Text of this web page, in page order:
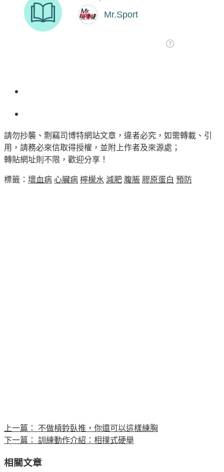
請勿抄襲、剽竊司博特網站文章，違者必究，如需轉載、引
用，請務必來信取得授權，並附上作者及來源處；
轉貼網址則不限，歡迎分享！
標籤： 壞血病 心臟病 檸檬水 減肥 腹脹 膠原蛋白 預防
上一篇：
不做槓鈴臥推，你還可以這樣練胸
下一篇：
訓練動作介紹：相撲式硬舉
相關文章